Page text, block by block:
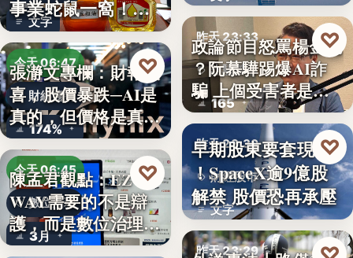
文字
事業蛇鼠一窩！人
民何堪？
今天 06:47
財經趨勢
174%
張瀞文專欄：財報報
喜，股價暴跌─AI是
真的，但價格是真
的…
♡
今天 06:45
數位治理
3月
陳孟君觀點：EZ
WAY需要的不是辯
護，而是數位治理的
升…
♡
透露8月…
昨天 23:33
詐騙警示
165
政論節目怒罵楊金龍
？阮慕驊踢爆AI詐
騙 上個受害者是
「這…
♡
昨天 23:30
財經股市
文字
早期股東要套現了
！SpaceX逾9億股
解禁 股價恐再承壓
♡
昨天 23:29